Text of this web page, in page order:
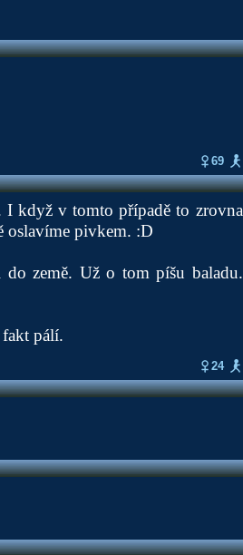
69
I když v tomto případě to zrovna
oslavíme pivkem. :D
země. Už o tom píšu baladu.
pálí.
24